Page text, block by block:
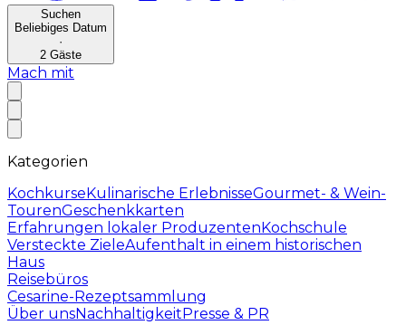
Suchen
Beliebiges Datum
·
2 Gäste
Mach mit
Kategorien
KochkurseKulinarische ErlebnisseGourmet- & Wein-
TourenGeschenkkarten
Erfahrungen lokaler ProduzentenKochschule
Versteckte ZieleAufenthalt in einem historischen
Haus
Reisebüros
Cesarine-Rezeptsammlung
Über unsNachhaltigkeitPresse & PR